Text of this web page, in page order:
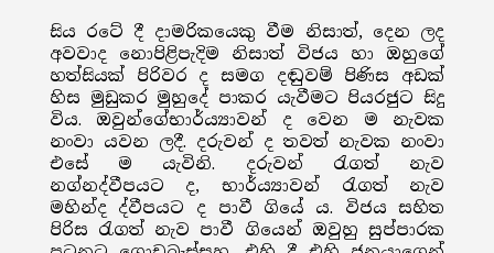
සිය රටේ දී දාමරිකයෙකු වීම නිසාත්, දෙන ලද
අවවාද නොපිළිපැදිම නිසාත් විජය හා ඔහුගේ
හත්සියක් පිරිවර ද සමග දඬුවම් පිණිස අඩක්
හිස මුඩුකර මුහුදේ පාකර යැවීමට පියරජුට සිදු
විය. ඔවුන්ගේභාර්ය්‍යාවන් ද වෙන ම නැවක
නංවා යවන ලදී. දරුවන් ද තවත් නැවක නංවා
එසේ ම යැවිනි. දරුවන් රැගත් නැව
නග්නද්වීපයට ද, භාර්ය්‍යාවන් රැගත් නැව
මහින්ද ද්වීපයට ද පාවී ගියේ ය. විජය සහිත
පිරිස රැගත් නැව පාවී ගියෙන් ඔවුහු සුප්පාරක